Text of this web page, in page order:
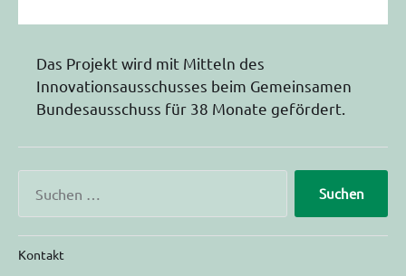
Das Projekt wird mit Mitteln des
Innovationsausschusses beim Gemeinsamen
Bundesausschuss für 38 Monate gefördert.
Kontakt